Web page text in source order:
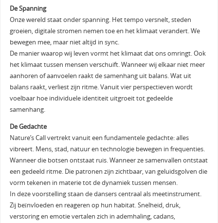
De Spanning
Onze wereld staat onder spanning. Het tempo versnelt, steden
groeien, digitale stromen nemen toe en het klimaat verandert. We
bewegen mee, maar niet altijd in sync.
De manier waarop wij leven vormt het klimaat dat ons omringt. Ook
het klimaat tussen mensen verschuift. Wanneer wij elkaar niet meer
aanhoren of aanvoelen raakt de samenhang uit balans. Wat uit
balans raakt, verliest zijn ritme. Vanuit vier perspectieven wordt
voelbaar hoe individuele identiteit uitgroeit tot gedeelde
samenhang.
De Gedachte
Nature’s Call vertrekt vanuit een fundamentele gedachte: alles
vibreert. Mens, stad, natuur en technologie bewegen in frequenties.
Wanneer die botsen ontstaat ruis. Wanneer ze samenvallen ontstaat
een gedeeld ritme. Die patronen zijn zichtbaar, van geluidsgolven die
vorm tekenen in materie tot de dynamiek tussen mensen.
In deze voorstelling staan de dansers centraal als meetinstrument.
Zij beïnvloeden en reageren op hun habitat. Snelheid, druk,
verstoring en emotie vertalen zich in ademhaling, cadans,